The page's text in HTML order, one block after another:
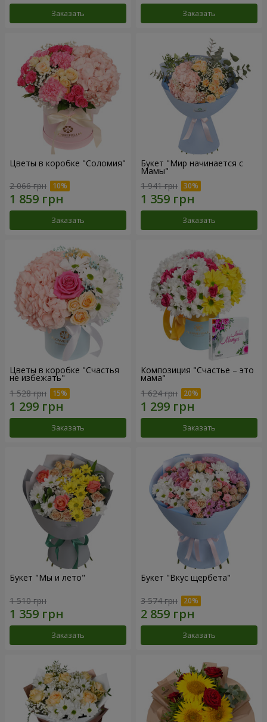
Заказать Заказать
Цветы в коробке "Соломия"
2 066 грн
Заказать
Букет "Мир начинается с
Мамы"
1 941 грн
Заказать
Цветы в коробке "Счастья
не избежать"
1 528 грн
Заказать
Композиция "Счастье – это
мама"
1 624 грн
Заказать
Букет "Мы и лето"
1 510 грн
Заказать
Букет "Вкус щербета"
3 574 грн
Заказать